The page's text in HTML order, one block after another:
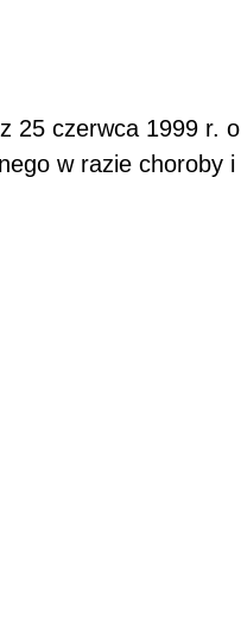
25 czerwca 1999 r.
w razie choroby